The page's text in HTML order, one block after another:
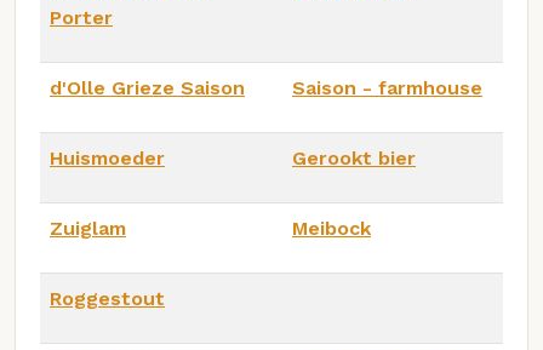
Porter
d'Olle Grieze Saison Saison - farmhouse
Huismoeder Gerookt bier
Zuiglam Meibock
Roggestout